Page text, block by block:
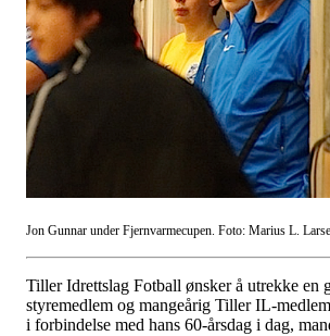
Jon Gunnar under Fjernvarmecupen. Foto: Marius L.
Tiller Idrettslag Fotball ønsker å utrekke en
styremedlem og mangeårig Tiller IL-
i forbindelse med hans 60-årsdag i dag,